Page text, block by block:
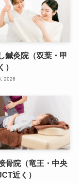
鍼灸院（双葉・甲
）
2026
骨院（竜王・中央
近く）